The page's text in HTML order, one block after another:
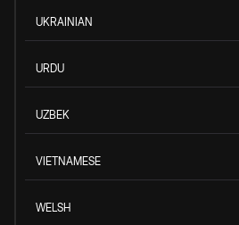
UKRAINIAN
URDU
UZBEK
VIETNAMESE
WELSH